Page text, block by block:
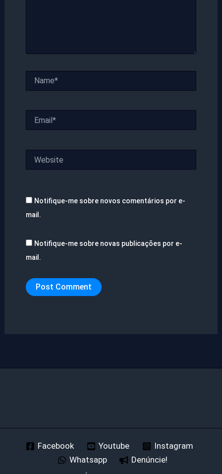
Notifique-me sobre novos comentários por e-
mail.
Notifique-me sobre novas publicações por e-
mail.
Facebook Youtube
Instagram
Whatsapp
Denúncie!